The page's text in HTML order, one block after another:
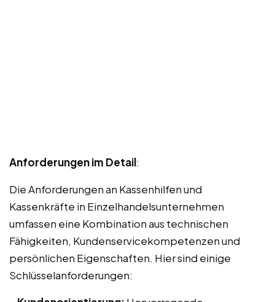
Anforderungen im Detail:
Die Anforderungen an Kassenhilfen und
Kassenkräfte in Einzelhandelsunternehmen
umfassen eine Kombination aus technischen
Fähigkeiten, Kundenservicekompetenzen und
persönlichen Eigenschaften. Hier sind einige
Schlüsselanforderungen: